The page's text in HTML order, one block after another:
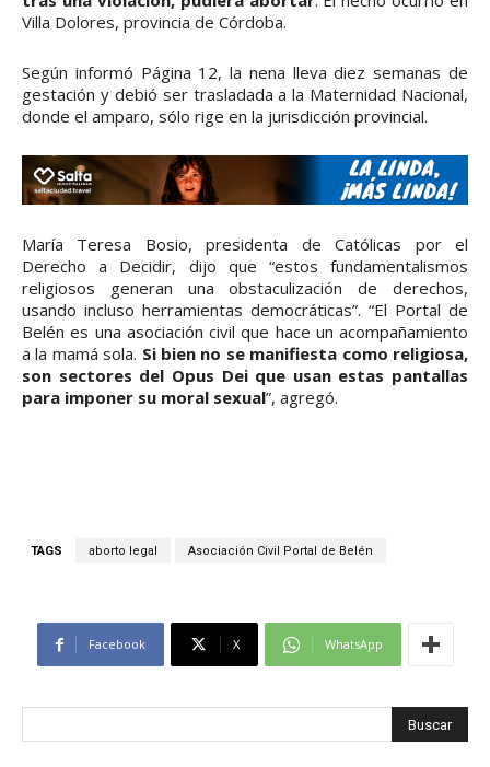
Villa Dolores, provincia de Córdoba.
Según informó Página 12, la nena lleva diez semanas de
gestación y debió ser trasladada a la Maternidad Nacional,
donde el amparo, sólo rige en la jurisdicción provincial.
María Teresa Bosio, presidenta de Católicas por el
Derecho a Decidir, dijo que “estos fundamentalismos
religiosos generan una obstaculización de derechos,
usando incluso herramientas democráticas”. “El Portal de
Belén es una asociación civil que hace un acompañamiento
a la mamá sola. Si bien no se manifiesta como religiosa,
son sectores del Opus Dei que usan estas pantallas
para imponer su moral sexual”, agregó.
TAGS aborto legal Asociación Civil Portal de Belén
Facebook X WhatsApp